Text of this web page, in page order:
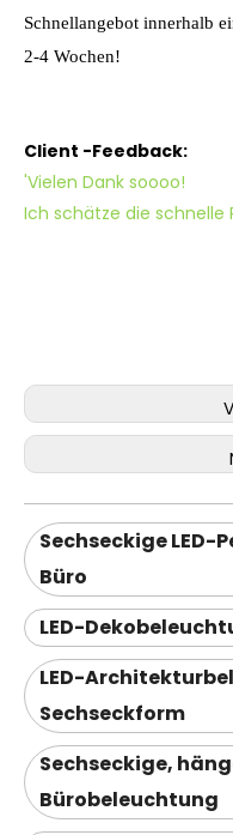
Schnellangebot innerhalb
2-4 Wochen!
Client -Feedback:
'Vielen Dank soooo!
Ich schätze die schnelle
Sechseckige LED-
Büro
LED-
LED-
Sechseckform
Sechseckige,
Bürobeleuchtung